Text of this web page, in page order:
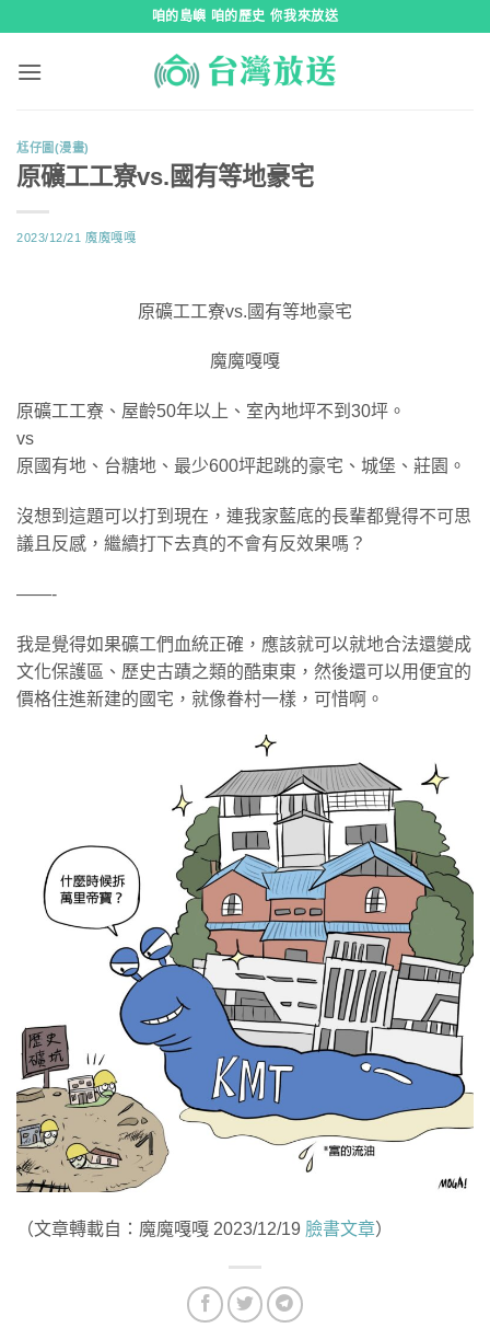
咱的島嶼 咱的歷史 你我來放送
尪仔圖(漫畫)
原礦工工寮vs.國有等地豪宅
2023/12/21 魔魔嘎嘎
原礦工工寮vs.國有等地豪宅
魔魔嘎嘎
原礦工工寮、屋齡50年以上、室內地坪不到30坪。
vs
原國有地、台糖地、最少600坪起跳的豪宅、城堡、莊園。
沒想到這題可以打到現在，連我家藍底的長輩都覺得不可思
議且反感，繼續打下去真的不會有反效果嗎？
——-
我是覺得如果礦工們血統正確，應該就可以就地合法還變成
文化保護區、歷史古蹟之類的酷東東，然後還可以用便宜的
價格住進新建的國宅，就像眷村一樣，可惜啊。
（文章轉載自：魔魔嘎嘎 2023/12/19 臉書文章）